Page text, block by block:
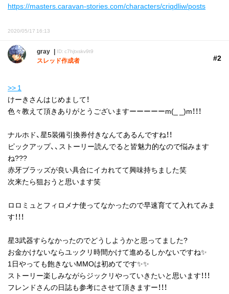
https://masters.caravan-stories.com/characters/criqdliw/posts
2020/05/17 16:13
gray ID: c7hjtxskv9t9
スレッド作成者 #2
>> 1
けーきさんはじめまして！
色々教えて頂きありがとうございますーーーーーm(_ _)m！！！
ナルホド、星5装備引換券付きなんてあるんですね！！
ピックアップ、、ストーリー読んでると皆魅力的なので悩みます
ね???
赤牙ブラッズが良い具合にイカれてて興味持ちました笑
次来たら狙おうと思います笑
ロロミュとフィロメナ使ってなかったので早速育てて入れてみま
す！！！
星3武器すらなかったのでどうしようかと思ってました?
お金かけないならユックリ時間かけて進めるしかないですね✨
1日やっても飽きないMMOは初めてです✨✨
ストーリー楽しみながらジックリやっていきたいと思います！！！
フレンドさんの日誌も参考にさせて頂きますー！！！